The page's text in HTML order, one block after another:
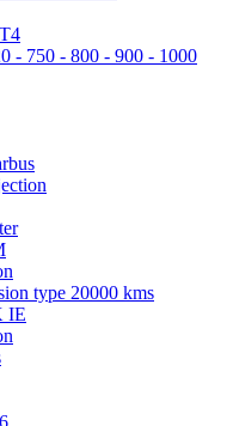
- 750 - 800 - 900 - 1000
type 20000 kms
IE